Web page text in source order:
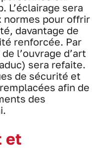
L’éclairage sera
normes pour offrir
davantage de
renforcée. Par
l’ouvrage d’art
sera refaite.
de sécurité et
afin de
des
et